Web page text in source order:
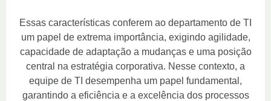
Essas características conferem ao departamento de TI
um papel de extrema importância, exigindo agilidade,
capacidade de adaptação a mudanças e uma posição
central na estratégia corporativa. Nesse contexto, a
equipe de TI desempenha um papel fundamental,
garantindo a eficiência e a excelência dos processos